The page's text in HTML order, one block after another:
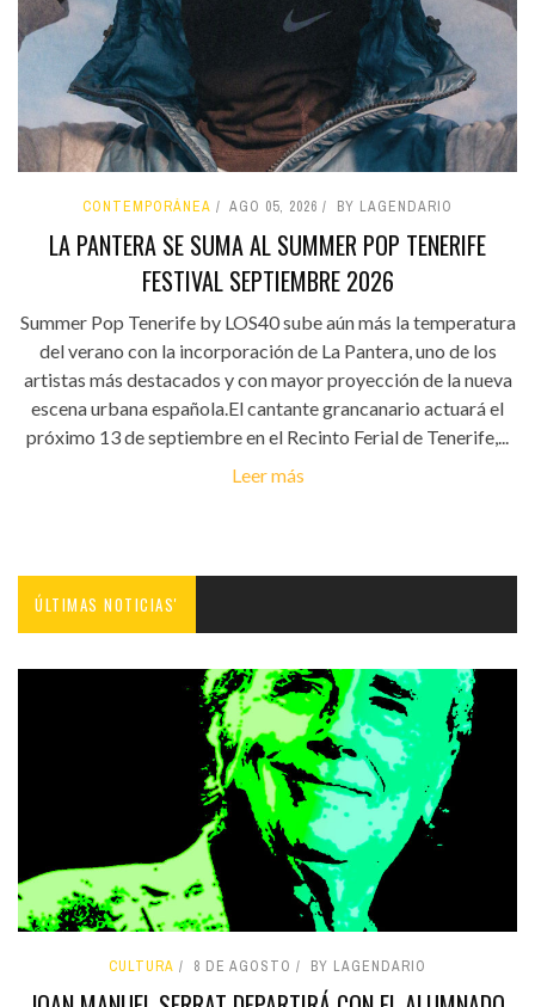
CONTEMPORÁNEA AGO 05, 2026 BY LAGENDARIO
LA PANTERA SE SUMA AL SUMMER POP TENERIFE
FESTIVAL SEPTIEMBRE 2026
Summer Pop Tenerife by LOS40 sube aún más la temperatura
del verano con la incorporación de La Pantera, uno de los
artistas más destacados y con mayor proyección de la nueva
escena urbana española.El cantante grancanario actuará el
próximo 13 de septiembre en el Recinto Ferial de Tenerife,...
Leer más
ÚLTIMAS NOTICIAS'
CULTURA 8 DE AGOSTO BY LAGENDARIO